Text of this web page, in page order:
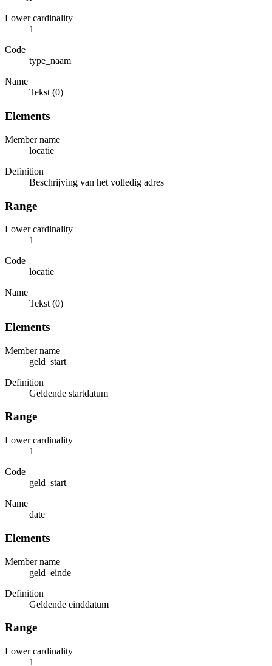
Lower cardinality
1
Code
type_naam
Name
Tekst (0)
Elements
Member name
locatie
Definition
Beschrijving van het volledig adres
Range
Lower cardinality
1
Code
locatie
Name
Tekst (0)
Elements
Member name
geld_start
Definition
Geldende startdatum
Range
Lower cardinality
1
Code
geld_start
Name
date
Elements
Member name
geld_einde
Definition
Geldende einddatum
Range
Lower cardinality
1